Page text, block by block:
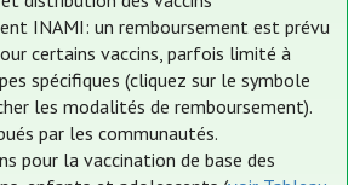
INAMI: un remboursement est prévu
certains vaccins, parfois limité à
spécifiques (cliquez sur le symbole
les modalités de remboursement).
par les communautés.
pour la vaccination de base des